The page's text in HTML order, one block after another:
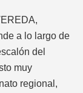
a lo largo de
del
muy
regional,